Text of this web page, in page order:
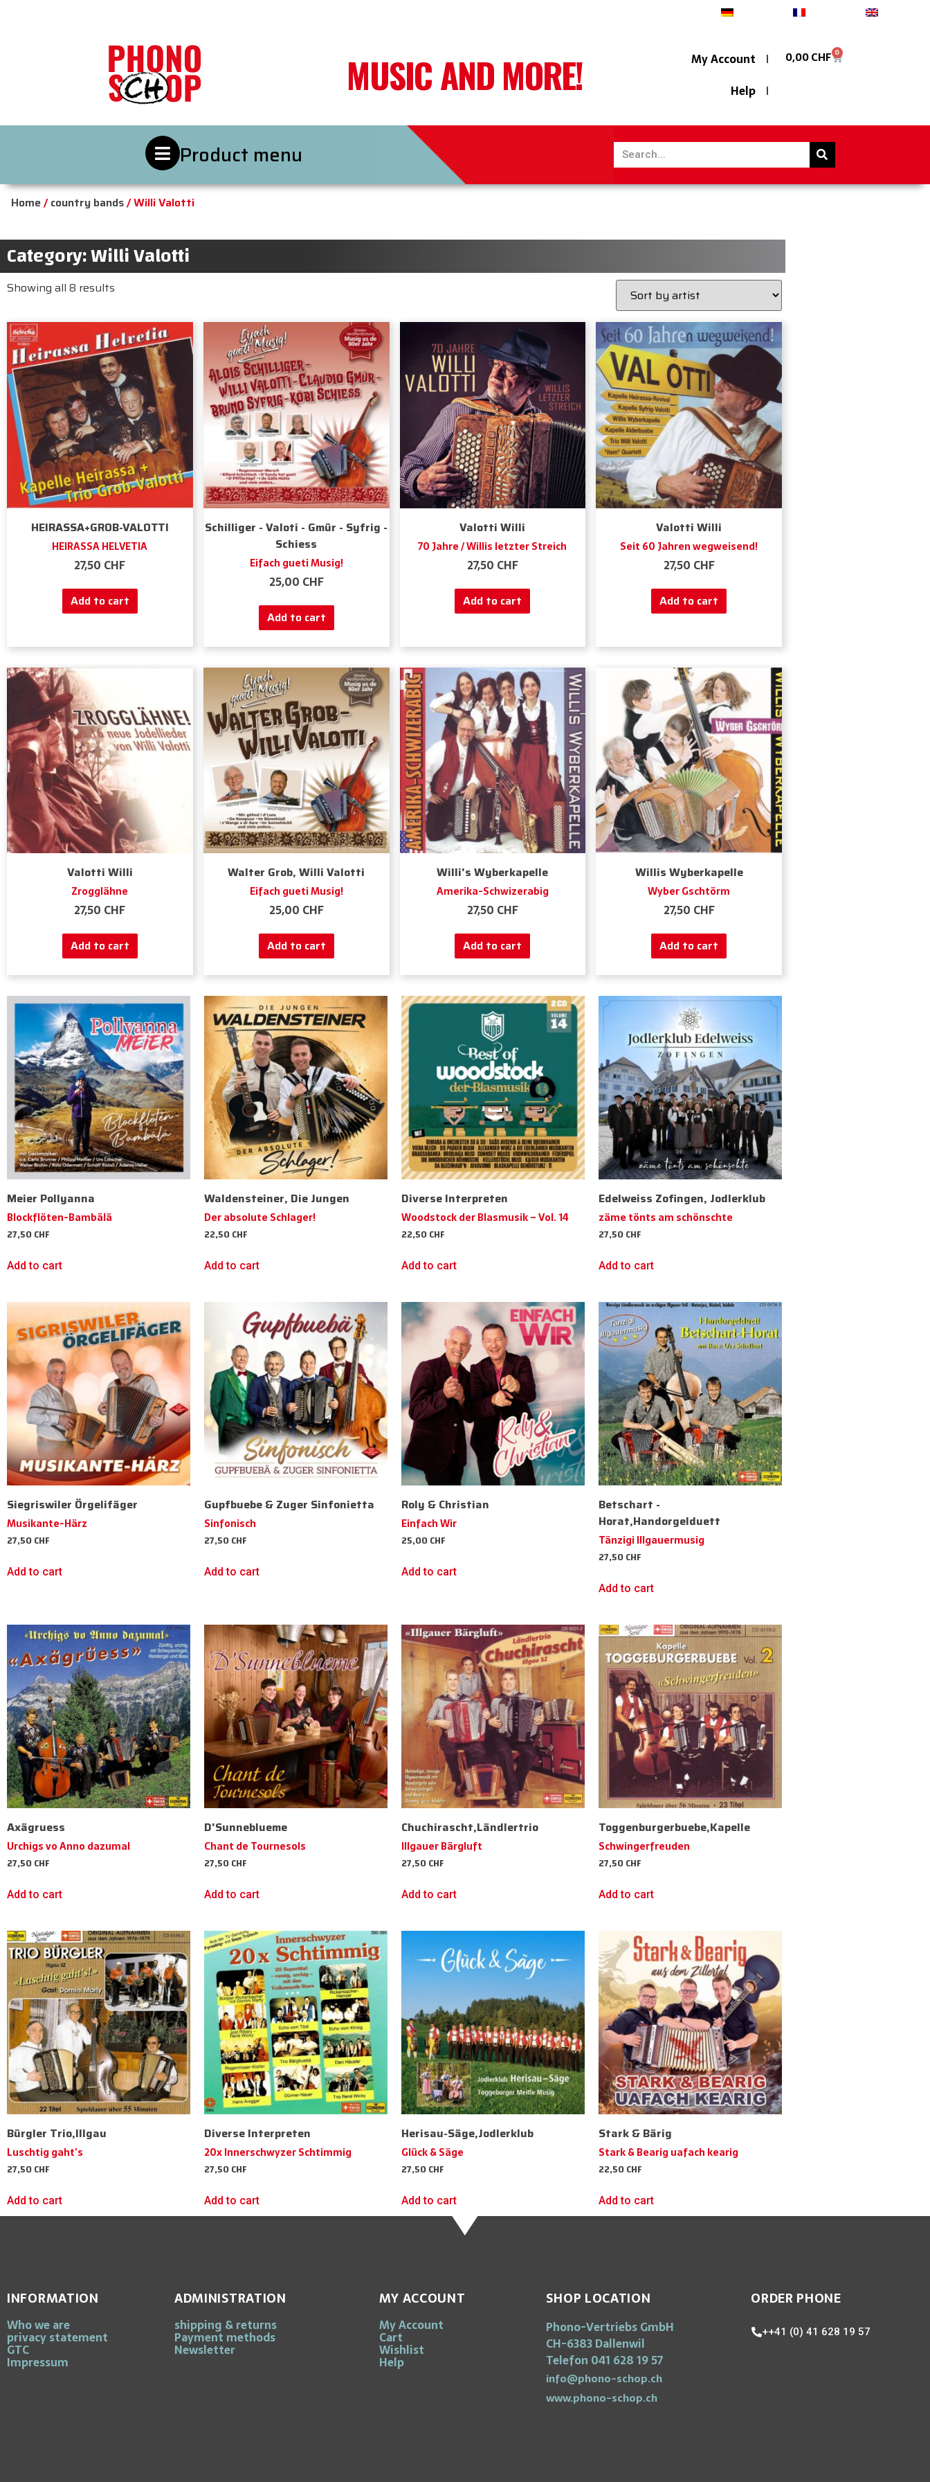
MUSIC AND MORE!
My Account
Help
0,00CHF 0
Product menu
Home/country bands/ Willi Valotti
Category: Willi Valotti
Showing all 8 results
HEIRASSA+GROB-VALOTTI
HEIRASSA HELVETIA
27,50 CHF
Add to cart
Schilliger - Valoti - Gmür - Syfrig -
Schiess
Eifach gueti Musig!
25,00 CHF
Add to cart
Valotti Willi
70 Jahre / Willis letzter Streich
27,50 CHF
Add to cart
Valotti Willi
Seit 60 Jahren wegweisend!
27,50 CHF
Add to cart
Valotti Willi
Zrogglähne
27,50 CHF
Add to cart
Walter Grob, Willi Valotti
Eifach gueti Musig!
25,00 CHF
Add to cart
Willi's Wyberkapelle
Amerika-Schwizerabig
27,50 CHF
Add to cart
Willis Wyberkapelle
Wyber Gschtörm
27,50 CHF
Add to cart
Meier Pollyanna
Blockflöten-Bambälä
27,50CHF
Add to cart
Waldensteiner, Die Jungen
Der absolute Schlager!
22,50CHF
Add to cart
Diverse Interpreten
Woodstock der Blasmusik – Vol. 14
22,50CHF
Add to cart
Edelweiss Zofingen, Jodlerklub
zäme tönts am schönschte
27,50CHF
Add to cart
Siegriswiler Örgelifäger
Musikante-Härz
27,50CHF
Add to cart
Gupfbuebe & Zuger Sinfonietta
Sinfonisch
27,50CHF
Add to cart
Roly & Christian
Einfach Wir
25,00CHF
Add to cart
Betschart -
Horat,Handorgelduett
Tänzigi Illgauermusig
27,50CHF
Add to cart
Axägruess
Urchigs vo Anno dazumal
27,50CHF
Add to cart
D'Sunneblueme
Chant de Tournesols
27,50CHF
Add to cart
Chuchirascht,Ländlertrio
Illgauer Bärgluft
27,50CHF
Add to cart
Toggenburgerbuebe,Kapelle
Schwingerfreuden
27,50CHF
Add to cart
Bürgler Trio,Illgau
Luschtig gaht’s
27,50CHF
Add to cart
Diverse Interpreten
20x Innerschwyzer Schtimmig
27,50CHF
Add to cart
Herisau-Säge,Jodlerklub
Glück & Säge
27,50CHF
Add to cart
Stark & Bärig
Stark & Bearig uafach kearig
22,50CHF
Add to cart
INFORMATION
Who we are
privacy statement
GTC
Impressum
ADMINISTRATION
shipping & returns
Payment methods
Newsletter
MY ACCOUNT
My Account
Cart
Wishlist
Help
SHOP LOCATION
Phono-Vertriebs GmbH
CH-6383 Dallenwil
Telefon 041 628 19 57
info@phono-schop.ch
www.phono-schop.ch
ORDER PHONE
++41 (0) 41 628 19 57